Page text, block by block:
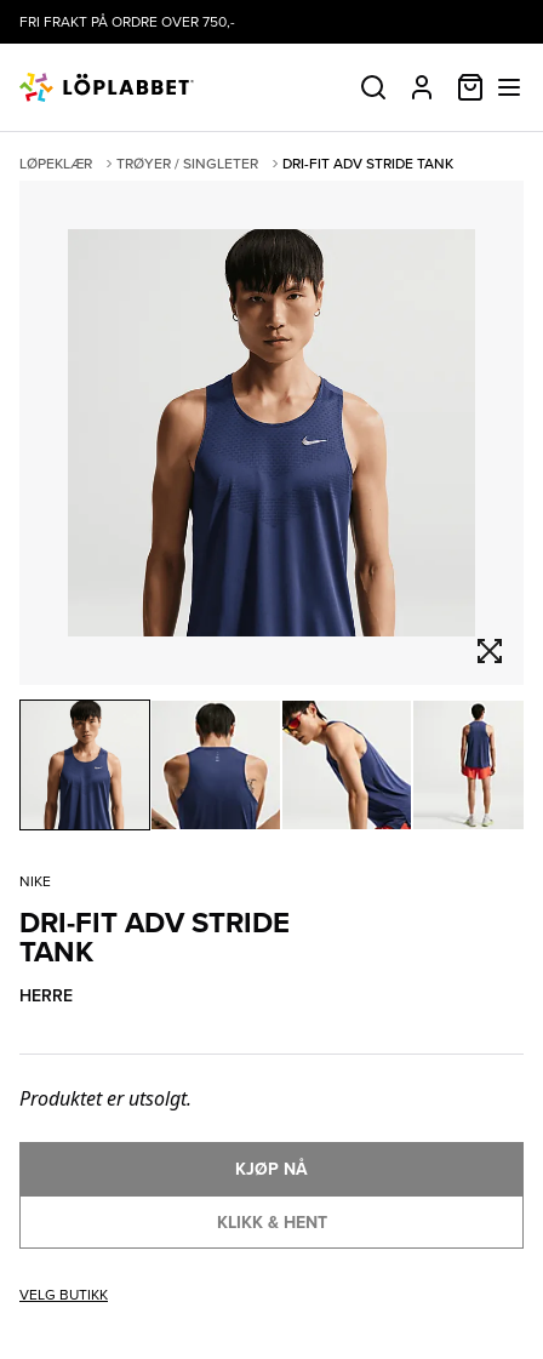
FRI FRAKT PÅ ORDRE OVER 750,-
SØK PROFIL
LØPEKLÆR TRØYER / SINGLETER DRI-FIT ADV STRIDE TANK
NIKE
DRI-FIT ADV STRIDE
TANK
HERRE
Produktet er utsolgt.
KLIKK & HENT
KJØP NÅ
VELG BUTIKK